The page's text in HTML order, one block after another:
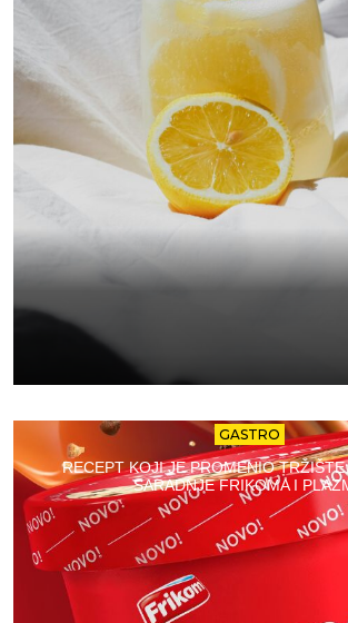
GASTRO
RECEPT KOJI JE PROMENIO
SARADNJE FRIKOMA I